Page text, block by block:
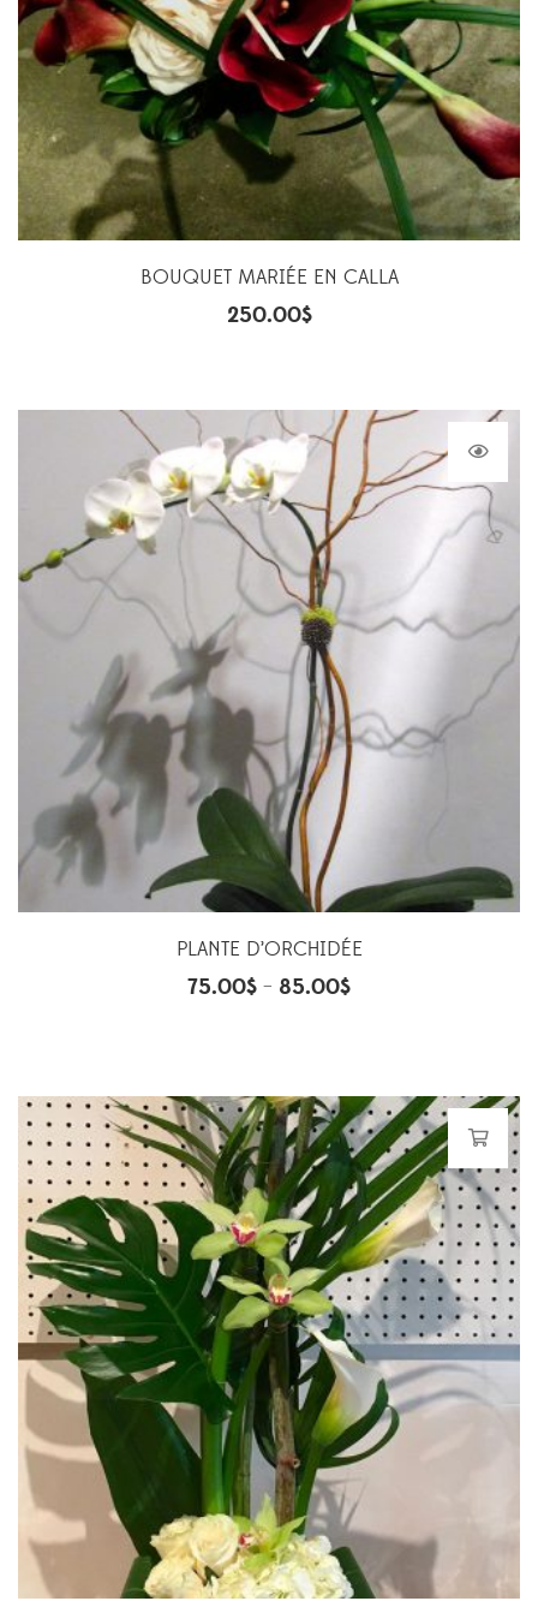
BOUQUET MARIÉE EN CALLA
250.00$
PLANTE D’ORCHIDÉE
75.00$ – 85.00$